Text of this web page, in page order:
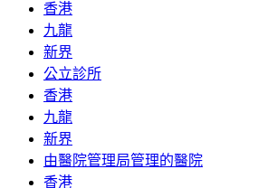
香港
九龍
新界
公立診所
香港
九龍
新界
由醫院管理局管理的醫院
香港